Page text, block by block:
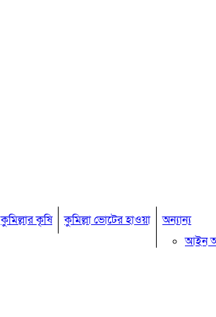
কুমিল্লার কৃষি কুমিল্লা ভোটের হাওয়া
অন্যান্য
আইন